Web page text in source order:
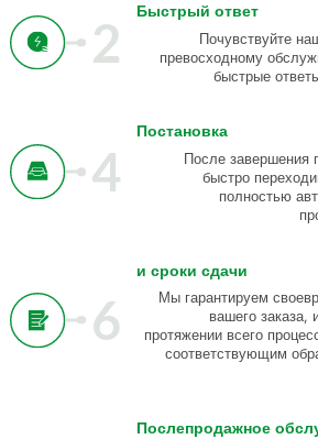
2
Быстрый ответ
Почувствуйте
превосходному
быстрые
4
Постановка
После завершения
быстро
полностью
6
и сроки сдачи
Мы гарантируем
вашего заказа,
протяжении всего
соответствующим
Послепродажное